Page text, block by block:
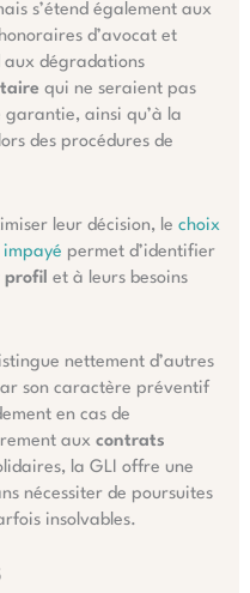
s’étend également aux
d’avocat et
aux dégradations
qui ne seraient pas
ainsi qu’à la
des procédures de
leur décision, le choix
impayé permet d’identifier
profil et à leurs besoins
nettement d’autres
son caractère préventif
en cas de
aux contrats
la GLI offre une
nécessiter de poursuites
insolvables.